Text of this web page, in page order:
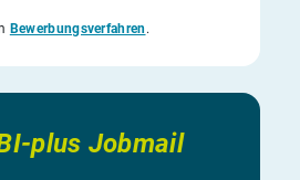
Bewerbungsverfahren.
plus Jobmail